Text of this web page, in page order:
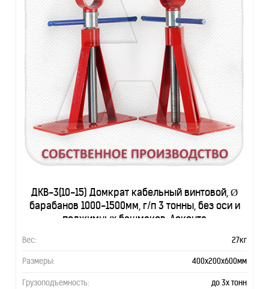
ДКВ-3(10-15) Домкрат кабельный винтовой, Ø
барабанов 1000-1500мм, г/п 3 тонны, без оси и
поджимных башмаков, Асконта
Вес: 27кг
Размеры: 400х200х600мм
Грузоподъемность: до 3х тонн